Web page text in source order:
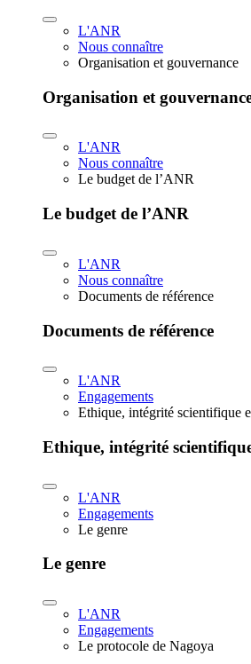
L'ANR
Nous connaître
Organisation et gouvernance
Organisation et
L'ANR
Nous connaître
Le budget de l’ANR
Le budget de l’ANR
L'ANR
Nous connaître
Documents de référence
Documents de référence
L'ANR
Engagements
Ethique, intégrité scientifique
Ethique, intégrité
L'ANR
Engagements
Le genre
Le genre
L'ANR
Engagements
Le protocole de Nagoya